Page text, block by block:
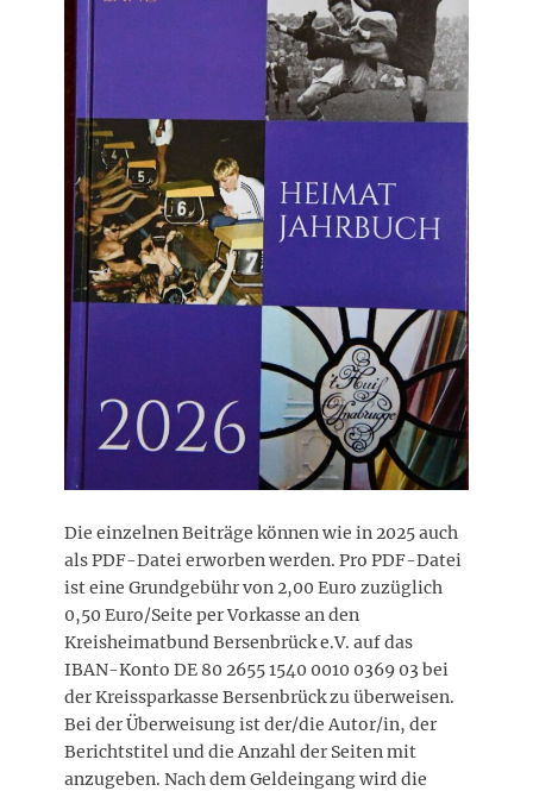
Die einzelnen Beiträge können wie in 2025 auch
als PDF-Datei erworben werden. Pro PDF-Datei
ist eine Grundgebühr von 2,00 Euro zuzüglich
0,50 Euro/Seite per Vorkasse an den
Kreisheimatbund Bersenbrück e.V. auf das
IBAN-Konto DE 80 2655 1540 0010 0369 03 bei
der Kreissparkasse Bersenbrück zu überweisen.
Bei der Überweisung ist der/die Autor/in, der
Berichtstitel und die Anzahl der Seiten mit
anzugeben. Nach dem Geldeingang wird die